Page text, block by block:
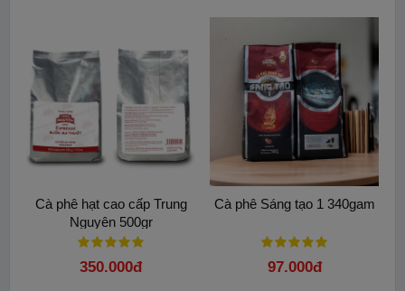
Cà phê hạt cao cấp Trung
Nguyên 500gr
350.000đ
Cà phê Sáng tạo 1 340gam
97.000đ